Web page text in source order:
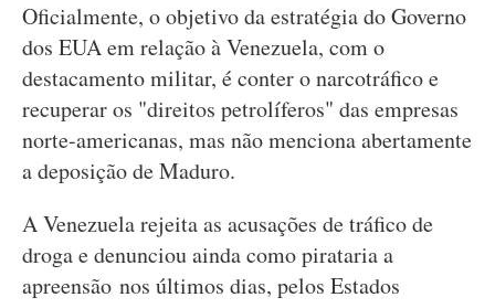
Oficialmente, o objetivo da estratégia do Governo
dos EUA em relação à Venezuela, com o
destacamento militar, é conter o narcotráfico e
recuperar os "direitos petrolíferos" das empresas
norte-americanas, mas não menciona abertamente
a deposição de Maduro.
A Venezuela rejeita as acusações de tráfico de
droga e denunciou ainda como pirataria a
apreensão nos últimos dias, pelos Estados